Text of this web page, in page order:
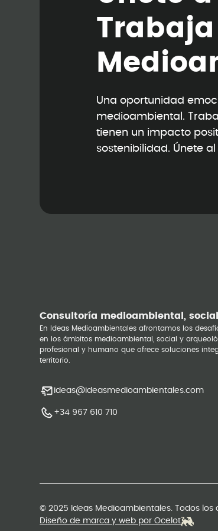
Trabaja
M edioa
Una oportunidad
medioambiental.
tienen un impacto
sostenibilidad. Únete
Consultoría medioambiental,
En Ideas Medioambientales afrontamos los
en los ámbitos medioambiental, social y
profesional y humano que ofrece soluciones
territorio.
ideas@ideasmedioambientales.com
+34 967 610 710
© 2025 Ideas Medioambientales. Todos los
Diseño de marca y web por Ocelot